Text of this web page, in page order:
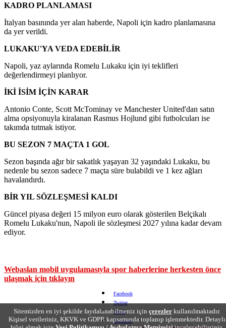
KADRO PLANLAMASI
İtalyan basınında yer alan haberde, Napoli için kadro planlamasına
da yer verildi.
LUKAKU'YA VEDA EDEBİLİR
Napoli, yaz aylarında Romelu Lukaku için iyi teklifleri
değerlendirmeyi planlıyor.
İKİ İSİM İÇİN KARAR
Antonio Conte, Scott McTominay ve Manchester United'dan satın
alma opsiyonuyla kiralanan Rasmus Hojlund gibi futbolcuları ise
takımda tutmak istiyor.
BU SEZON 7 MAÇTA 1 GOL
Sezon başında ağır bir sakatlık yaşayan 32 yaşındaki Lukaku, bu
nedenle bu sezon sadece 7 maçta süre bulabildi ve 1 kez ağları
havalandırdı.
BİR YIL SÖZLEŞMESİ KALDI
Güncel piyasa değeri 15 milyon euro olarak gösterilen Belçikalı
Romelu Lukaku'nun, Napoli ile sözleşmesi 2027 yılına kadar devam
ediyor.
Webaslan mobil uygulamasıyla spor haberlerine herkesten önce
ulaşmak için tıklayın
Facebook
Twitter
Email
Yorumlar
Sitemizden en iyi şekilde faydalanabilmeniz için çerezler kullanılmaktadır.
Kişisel verileriniz, KKVK ve GDPR kapsamında toplanıp işlenmektedir. Detaylı